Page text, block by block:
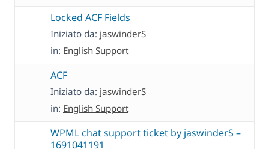
Locked ACF Fields
Iniziato da: jaswinderS
in: English Support
ACF
Iniziato da: jaswinderS
in: English Support
WPML chat support ticket by jaswinderS –
1691041191